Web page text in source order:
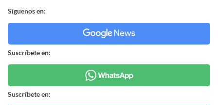
Síguenos en:
Suscríbete en:
Suscríbete en: